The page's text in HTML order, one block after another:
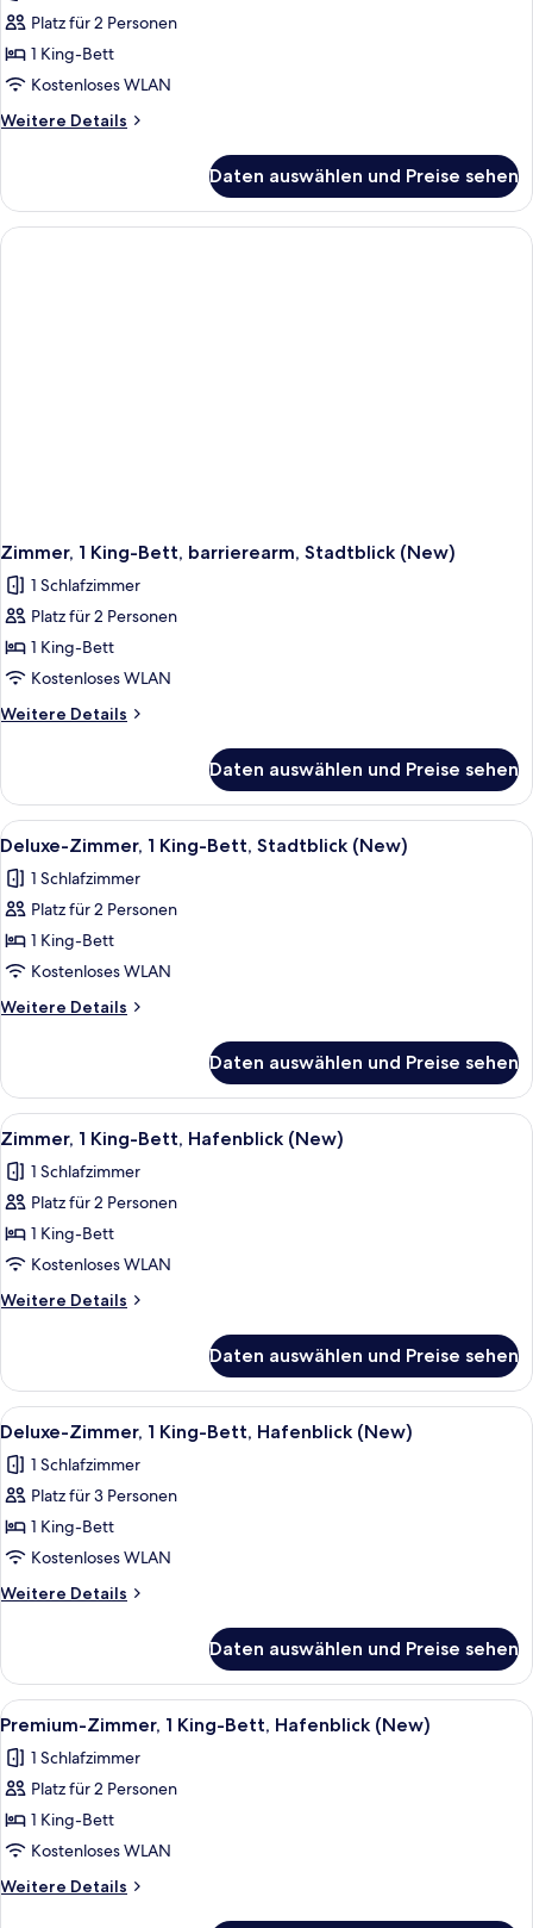
1 King-
Bett,
Stadtblick
anzeigen
Platz für 2 Personen
1 King-Bett
Kostenloses WLAN
Weitere Details
Weitere
1 King-
Bett,
Stadtblick
Daten auswählen und Preise sehen
Zimmer, 1 King-Bett, barrierearm, Stadtblick (New)
1 Schlafzimmer
Platz für 2 Personen
1 King-Bett
Kostenloses WLAN
Weitere Details
Weitere
1 King-
Bett,
barrierearm,
(New)
Daten auswählen und Preise sehen
Alle
Fotos
für
Deluxe-
Zimmer,
1 King-
Bett,
Stadtblick
anzeigen
Ein Hotelzimmer mit einem großen
5
Deluxe-Zimmer, 1 King-Bett, Stadtblick (New)
1 Schlafzimmer
Platz für 2 Personen
1 King-Bett
Kostenloses WLAN
Weitere Details
Weitere
Zimmer,
1 King-
Bett,
(New)
Daten auswählen und Preise sehen
Alle
Fotos
für
Zimmer,
1 King-
Bett,
Hafenblick
(New)
Zimmer, 1 King-Bett, Hafenblick
5
Zimmer, 1 King-Bett, Hafenblick (New)
1 Schlafzimmer
Platz für 2 Personen
1 King-Bett
Kostenloses WLAN
Weitere Details
Weitere
1 King-
Bett,
Hafenblick
Daten auswählen und Preise sehen
Alle
Fotos
für
Deluxe-
Zimmer,
1 King-
Bett,
Hafenblick
anzeigen
Hochwertige Bettwaren, Zimmersafe,
5
Deluxe-Zimmer, 1 King-Bett, Hafenblick (New)
1 Schlafzimmer
Platz für 3 Personen
1 King-Bett
Kostenloses WLAN
Weitere Details
Weitere
Zimmer,
1 King-
Bett,
(New)
Daten auswählen und Preise sehen
Alle
Fotos
für
Premium-
Zimmer,
1 King-
Bett,
Hafenblick
Hochwertige Bettwaren, Zimmersafe,
5
Premium-Zimmer, 1 King-Bett, Hafenblick (New)
1 Schlafzimmer
Platz für 2 Personen
1 King-Bett
Kostenloses WLAN
Weitere Details
Weitere